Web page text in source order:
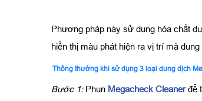
Phương pháp này sử dụng hóa chất
hiển thị màu phát hiện ra vị trí mà
Thông thường khi sử dụng 3 loại dung dịch
Bước 1: Phun Megacheck Cleanerđể